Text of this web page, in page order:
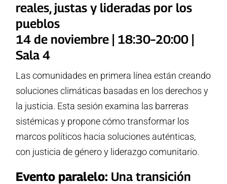
reales, justas y lideradas por los
pueblos
14 de noviembre | 18:30–20:00 |
Sala 4
Las comunidades en primera línea están creando
soluciones climáticas basadas en los derechos y
la justicia. Esta sesión examina las barreras
sistémicas y propone cómo transformar los
marcos políticos hacia soluciones auténticas,
con justicia de género y liderazgo comunitario.
Evento paralelo: Una transición